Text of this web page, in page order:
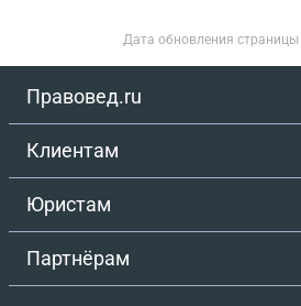
Дата обновления страницы
Правовед.ru
Клиентам
Юристам
Партнёрам